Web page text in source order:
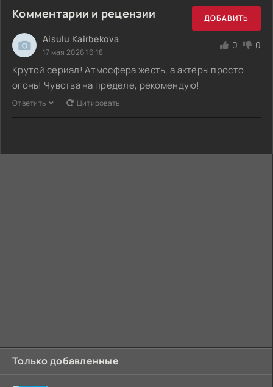
Комментарии и рецензии ДОБАВИТЬ
Aisulu Kairbekova
17 мая 2026 16:18
0 0
Крутой сериал! Атмосфера жесть, а актёры просто
огонь! Чувства на пределе, рекомендую!
Ответить Цитировать
Только добавленные